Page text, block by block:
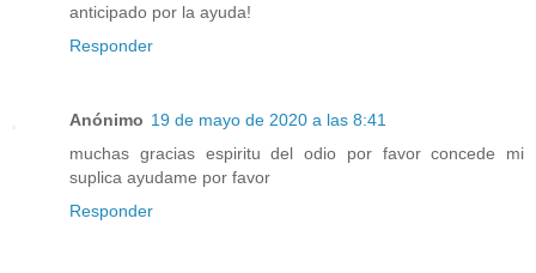
anticipado por la ayuda!
Responder
Anónimo 19 de mayo de 2020 a las 8:41
muchas gracias espiritu del odio por favor concede mi
suplica ayudame por favor
Responder